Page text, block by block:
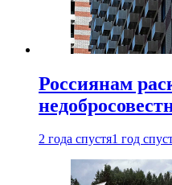
Россиянам
2 года спустя1 год